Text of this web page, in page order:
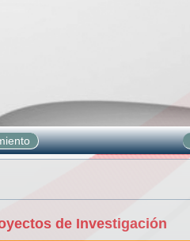
de Investigación